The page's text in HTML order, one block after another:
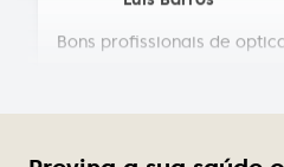
lá trabalha, simpatia